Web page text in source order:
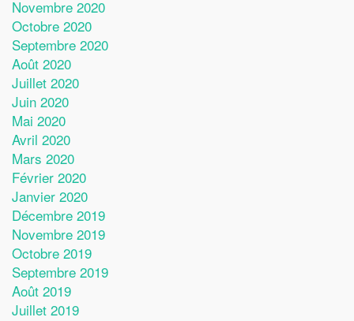
Novembre 2020
Octobre 2020
Septembre 2020
Août 2020
Juillet 2020
Juin 2020
Mai 2020
Avril 2020
Mars 2020
Février 2020
Janvier 2020
Décembre 2019
Novembre 2019
Octobre 2019
Septembre 2019
Août 2019
Juillet 2019